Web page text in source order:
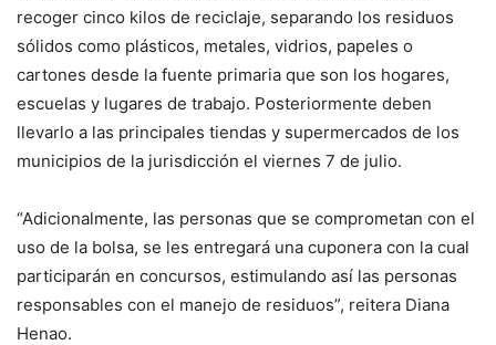
recoger cinco kilos de reciclaje, separando los residuos
sólidos como plásticos, metales, vidrios, papeles o
cartones desde la fuente primaria que son los hogares,
escuelas y lugares de trabajo. Posteriormente deben
llevarlo a las principales tiendas y supermercados de los
municipios de la jurisdicción el viernes 7 de julio.
“Adicionalmente, las personas que se comprometan con el
uso de la bolsa, se les entregará una cuponera con la cual
participarán en concursos, estimulando así las personas
responsables con el manejo de residuos”, reitera Diana
Henao.